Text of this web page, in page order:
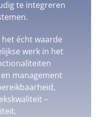
te integreren
écht waarde
werk in het
management
–